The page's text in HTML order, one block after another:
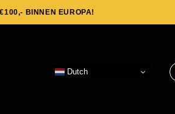
BINNEN EUROPA!
Dutch